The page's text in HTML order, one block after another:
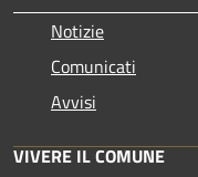
Notizie
Comunicati
Avvisi
VIVERE IL COMUNE